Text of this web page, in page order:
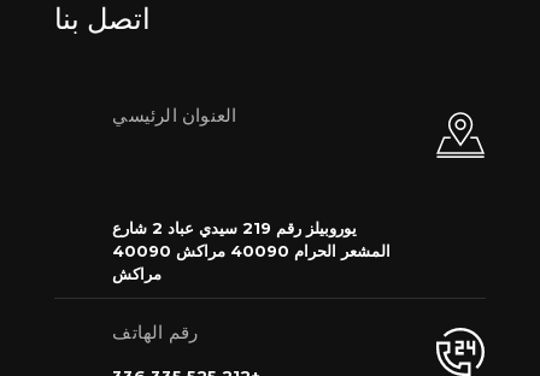
اتصل بنا
العنوان الرئيسي
يوروبيلز رقم 219 سيدي عباد 2 شارع
المشعر الحرام 40090 مراكش 40090
مراكش
رقم الهاتف